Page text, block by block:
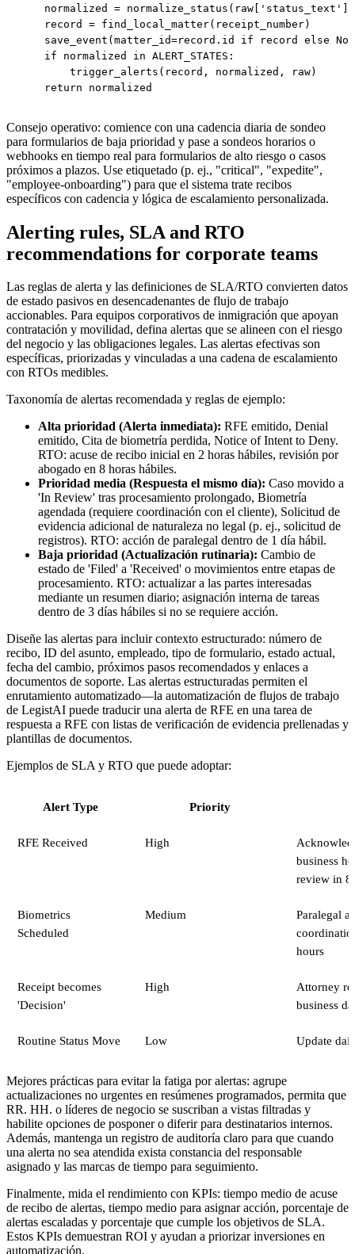
    normalized = normalize_status(raw['status_text'])
    record = find_local_matter(receipt_number)
save_event(matter_id=record.id if record else
    if normalized in ALERT_STATES:
        trigger_alerts(record, normalized, raw)
Consejo operativo: comience con una cadencia diaria de sondeo
para formularios de baja prioridad y pase a sondeos horarios o
webhooks en tiempo real para formularios de alto riesgo o casos
próximos a plazos. Use etiquetado (p. ej., "critical", "expedite",
"employee-onboarding") para que el sistema trate recibos
específicos con cadencia y lógica de escalamiento personalizada.
Alerting rules, SLA and RTO
recommendations for corporate teams
Las reglas de alerta y las definiciones de SLA/RTO convierten datos
de estado pasivos en desencadenantes de flujo de trabajo
accionables. Para equipos corporativos de inmigración que apoyan
contratación y movilidad, defina alertas que se alineen con el riesgo
del negocio y las obligaciones legales. Las alertas efectivas son
específicas, priorizadas y vinculadas a una cadena de escalamiento
con RTOs medibles.
Taxonomía de alertas recomendada y reglas de ejemplo:
Alta prioridad (Alerta inmediata): RFE emitido, Denial
emitido, Cita de biometría perdida, Notice of Intent to Deny.
RTO: acuse de recibo inicial en 2 horas hábiles, revisión por
abogado en 8 horas hábiles.
Prioridad media (Respuesta el mismo día): Caso movido a
'In Review' tras procesamiento prolongado, Biometría
agendada (requiere coordinación con el cliente), Solicitud de
evidencia adicional de naturaleza no legal (p. ej., solicitud de
registros). RTO: acción de paralegal dentro de 1 día hábil.
Baja prioridad (Actualización rutinaria): Cambio de
estado de 'Filed' a 'Received' o movimientos entre etapas de
procesamiento. RTO: actualizar a las partes interesadas
mediante un resumen diario; asignación interna de tareas
dentro de 3 días hábiles si no se requiere acción.
Diseñe las alertas para incluir contexto estructurado: número de
recibo, ID del asunto, empleado, tipo de formulario, estado actual,
fecha del cambio, próximos pasos recomendados y enlaces a
documentos de soporte. Las alertas estructuradas permiten el
enrutamiento automatizado—la automatización de flujos de trabajo
de LegistAI puede traducir una alerta de RFE en una tarea de
respuesta a RFE con listas de verificación de evidencia prellenadas y
plantillas de documentos.
Ejemplos de SLA y RTO que puede adoptar:
Alert Type Priority
RFE Received High
business
review in 8
Biometrics
Scheduled
Medium
Paralegal
hours
Receipt becomes
'Decision'
High
Attorney
business
Routine Status Move Low Update
Mejores prácticas para evitar la fatiga por alertas: agrupe
actualizaciones no urgentes en resúmenes programados, permita que
RR. HH. o líderes de negocio se suscriban a vistas filtradas y
habilite opciones de posponer o diferir para destinatarios internos.
Además, mantenga un registro de auditoría claro para que cuando
una alerta no sea atendida exista constancia del responsable
asignado y las marcas de tiempo para seguimiento.
Finalmente, mida el rendimiento con KPIs: tiempo medio de acuse
de recibo de alertas, tiempo medio para asignar acción, porcentaje de
alertas escaladas y porcentaje que cumple los objetivos de SLA.
Estos KPIs demuestran ROI y ayudan a priorizar inversiones en
automatización.